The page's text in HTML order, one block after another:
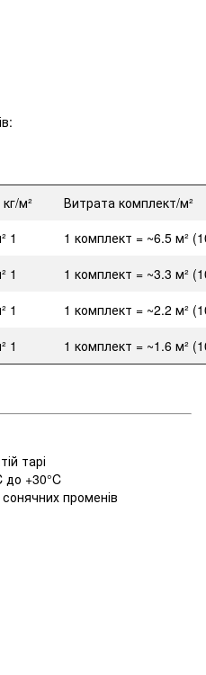
м²
Витрата комплект/м²
1
1 комплект = ~6.5 м²
1
1 комплект = ~3.3 м²
1
1 комплект = ~2.2 м²
1
1 комплект = ~1.6 м²
тарі
до +30°C
променів